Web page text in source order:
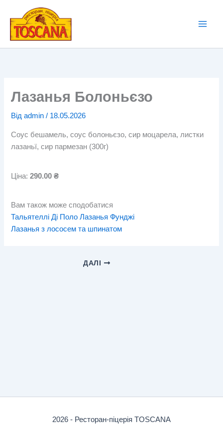
вмісту
Лазанья Болоньєзо
Відadmin/ 18.05.2026
Соус бешамель, соус болоньєзо, сир моцарела, листки
лазаньї, сир пармезан (300г)
Ціна:290.00 ₴
Вам також може сподобатися
Тальятеллі Ді Поло Лазанья Фунджі
Лазанья з лососем та шпинатом
ДАЛІ
2026 - Ресторан-піцерія TOSCANA